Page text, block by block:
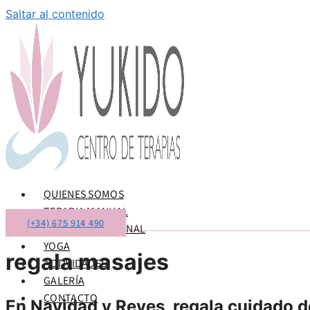
Saltar al contenido
QUIENES SOMOS
TERAPIA MANUAL
TERAPIA EMOCIONAL
YOGA
ACTIVIDADES
GALERÍA
CONTACTO
(+34) 675 914 490
regala masajes